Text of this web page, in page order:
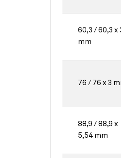
60,3 / 60,3 x
mm
76 / 76 x 3
88,9 / 88,9 x
5,54 mm